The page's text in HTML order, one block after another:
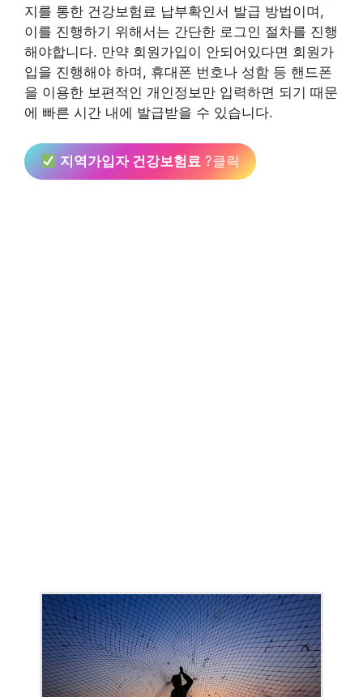
지를 통한 건강보험료 납부확인서 발급 방법이며,
이를 진행하기 위해서는 간단한 로그인 절차를 진행
해야합니다. 만약 회원가입이 안되어있다면 회원가
입을 진행해야 하며, 휴대폰 번호나 성함 등 핸드폰
을 이용한 보편적인 개인정보만 입력하면 되기 때문
에 빠른 시간 내에 발급받을 수 있습니다.
지역가입자 건강보험료 ?클릭